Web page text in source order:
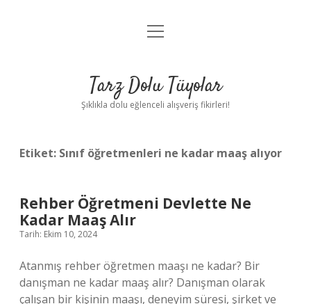
Anasayfa
Yasal Uyarı
menüyü
Tarz Dolu Tüyolar
Şıklıkla dolu eğlenceli alışveriş fikirleri!
Etiket: Sınıf öğretmenleri ne kadar maaş alıyor
Rehber Öğretmeni Devlette Ne
Kadar Maaş Alır
Tarih: Ekim 10, 2024
Atanmış rehber öğretmen maaşı ne kadar? Bir
danışman ne kadar maaş alır? Danışman olarak
çalışan bir kişinin maaşı, deneyim süresi, şirket ve